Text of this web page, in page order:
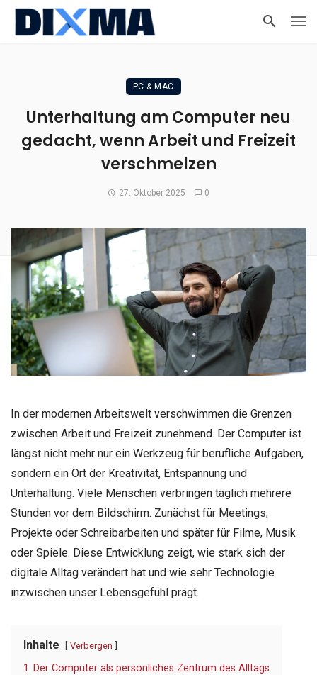
PC & MAC
Unterhaltung am Computer neu
gedacht, wenn Arbeit und Freizeit
verschmelzen
27. Oktober 2025 0
In der modernen Arbeitswelt verschwimmen die Grenzen
zwischen Arbeit und Freizeit zunehmend. Der Computer ist
längst nicht mehr nur ein Werkzeug für berufliche Aufgaben,
sondern ein Ort der Kreativität, Entspannung und
Unterhaltung. Viele Menschen verbringen täglich mehrere
Stunden vor dem Bildschirm. Zunächst für Meetings,
Projekte oder Schreibarbeiten und später für Filme, Musik
oder Spiele. Diese Entwicklung zeigt, wie stark sich der
digitale Alltag verändert hat und wie sehr Technologie
inzwischen unser Lebensgefühl prägt.
Inhalte Verbergen
1
Der Computer als persönliches Zentrum des Alltags